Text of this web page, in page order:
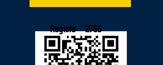
Registo 2755